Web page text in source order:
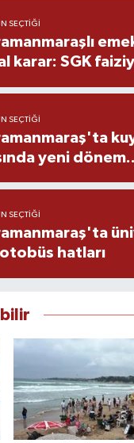
SEÇTIĞI
karar: SGK
SEÇTIĞI
yeni
SEÇTIĞI
otobüs hatları